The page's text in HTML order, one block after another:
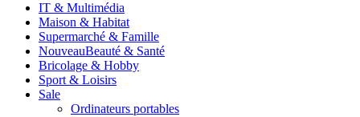
IT & Multimédia
Maison & Habitat
Supermarché & Famille
NouveauBeauté & Santé
Bricolage & Hobby
Sport & Loisirs
Sale
Ordinateurs portables